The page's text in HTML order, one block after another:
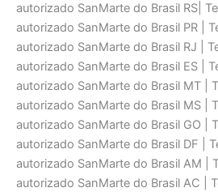
autorizado SanMarte do Brasil RS|
autorizado SanMarte do Brasil PR |
autorizado SanMarte do Brasil RJ |
autorizado SanMarte do Brasil ES |
autorizado SanMarte do Brasil MT |
autorizado SanMarte do Brasil MS |
autorizado SanMarte do Brasil GO |
autorizado SanMarte do Brasil DF |
autorizado SanMarte do Brasil AM |
autorizado SanMarte do Brasil AC |